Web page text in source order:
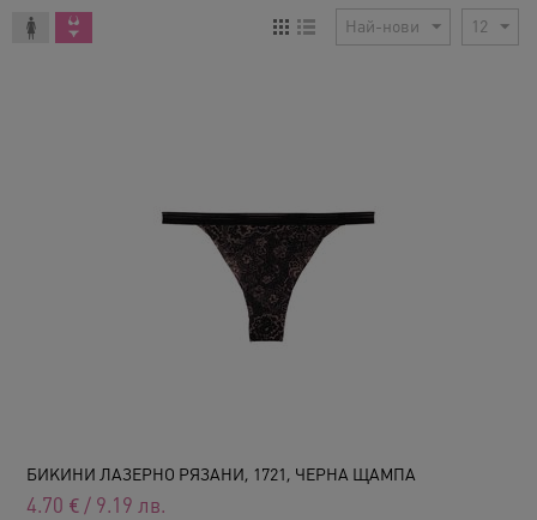
Най-нови 12
БИКИНИ ЛАЗЕРНО РЯЗАНИ, 1721, ЧЕРНА ЩАМПА
4.70 € / 9.19 лв.